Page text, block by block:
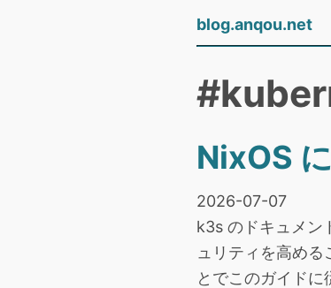
blog.anqou.net
NixOS
2026-07-07
k3s のドキュメン
ュリティを高め
とでこのガイド